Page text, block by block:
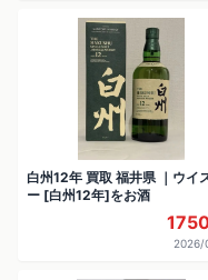
白州12年 買取 福井県 ｜ウイ
ー [白州12年]をお酒
2026/